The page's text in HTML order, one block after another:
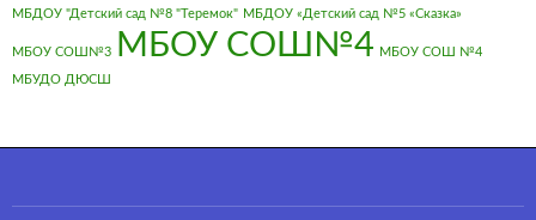
МБДОУ "Детский сад №8 "Теремок" МБДОУ «Детский сад №5 «Сказка»
МБОУ СОШ№3 МБОУ СОШ№4 МБОУ СОШ №4
МБУДО ДЮСШ